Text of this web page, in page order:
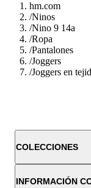
hm.com
/Ninos
/Nino 9 14a
/Ropa
/Pantalones
/Joggers
/Joggers en
COLECCIONES
INFORMACIÓN